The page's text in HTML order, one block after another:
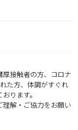
接触者の方、コロナ
た方、体調がすぐれ
ります。
解・ご協力をお願い